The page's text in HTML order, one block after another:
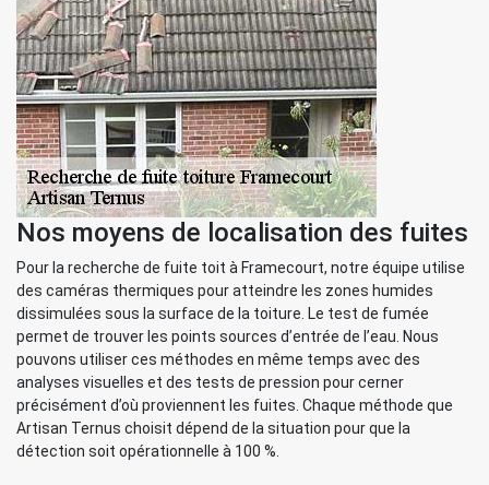
Nos moyens de localisation des fuites
Pour la recherche de fuite toit à Framecourt, notre équipe utilise
des caméras thermiques pour atteindre les zones humides
dissimulées sous la surface de la toiture. Le test de fumée
permet de trouver les points sources d’entrée de l’eau. Nous
pouvons utiliser ces méthodes en même temps avec des
analyses visuelles et des tests de pression pour cerner
précisément d’où proviennent les fuites. Chaque méthode que
Artisan Ternus choisit dépend de la situation pour que la
détection soit opérationnelle à 100 %.